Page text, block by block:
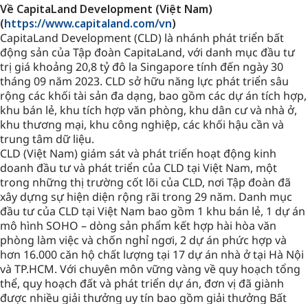
Về CapitaLand Development (Việt Nam)
(https://www.capitaland.com/vn)
CapitaLand Development (CLD) là nhánh phát triển bất
động sản của Tập đoàn CapitaLand, với danh mục đầu tư
trị giá khoảng 20,8 tỷ đô la Singapore tính đến ngày 30
tháng 09 năm 2023. CLD sở hữu năng lực phát triển sâu
rộng các khối tài sản đa dạng, bao gồm các dự án tích hợp,
khu bán lẻ, khu tích hợp văn phòng, khu dân cư và nhà ở,
khu thương mại, khu công nghiệp, các khối hậu cần và
trung tâm dữ liệu.
CLD (Việt Nam) giám sát và phát triển hoạt động kinh
doanh đầu tư và phát triển của CLD tại Việt Nam, một
trong những thị trường cốt lõi của CLD, nơi Tập đoàn đã
xây dựng sự hiện diện rộng rãi trong 29 năm. Danh mục
đầu tư của CLD tại Việt Nam bao gồm 1 khu bán lẻ, 1 dự án
mô hình SOHO – dòng sản phẩm kết hợp hài hòa văn
phòng làm việc và chốn nghỉ ngơi, 2 dự án phức hợp và
hơn 16.000 căn hộ chất lượng tại 17 dự án nhà ở tại Hà Nội
và TP.HCM. Với chuyên môn vững vàng về quy hoạch tổng
thể, quy hoạch đất và phát triển dự án, đơn vị đã giành
được nhiều giải thưởng uy tín bao gồm giải thưởng Bất